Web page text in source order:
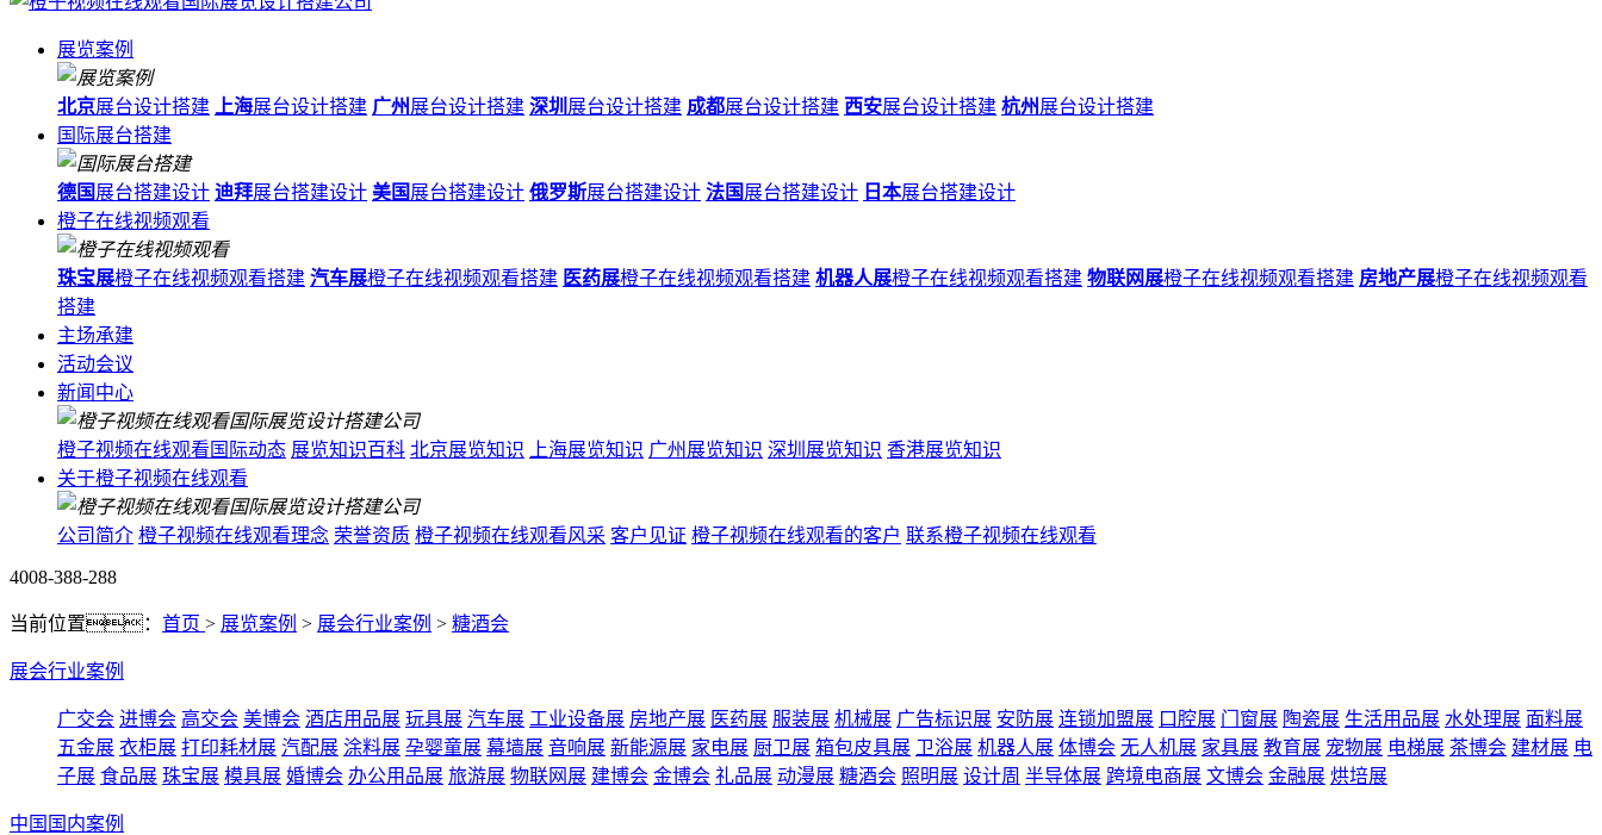
展览案例
北京展台设计搭建 上海展台设计搭建 广州展台设计搭建 深圳 展台设计搭建 成都展台设计搭建 西安展台设计搭建 杭州展台设计搭建
国际展台搭建
德国 展台搭建设计 迪拜展台搭建设计 美国 展台搭建设计 俄罗斯展台搭建设计 法国 展台搭建设计 日本展台搭建设计
橙子在线视频观看
珠宝展橙子在线视频观看搭建 汽车展橙子在线视频观看搭建 医药展橙子在线视频观看搭建 机器人展橙子在线视频观看搭建 物联网展橙子在线视频观看搭建 房地产展橙子在线视频观看
搭建
主场承建
活动会议
新闻中心
橙子视频在线观看国际动态 展览知识百科 北京展览知识 上海展览知识 广州展览知识 深圳展览知识 香港展览知识
关于橙子视频在线观看
公司简介 橙子视频在线观看理念 荣誉资质 橙子视频在线观看风采 客户见证 橙子视频在线观看的客户 联系橙子视频在线观看
4008-388-288
当前位置： 首页 > 展览案例 > 展会行业案例 > 糖酒会
展会行业案例
广交会 进博会 高交会 美博会 酒店用品展 玩具展 汽车展 工业设备展 房地产展 医药展 服装展 机械展 广告标识展 安防展 连锁加盟展 口腔展 门窗展 陶瓷展 生活用品展 水处理展 面料展
五金展 衣柜展 打印耗材展 汽配展 涂料展 孕婴童展 幕墙展 音响展 新能源展 家电展 厨卫展 箱包皮具展 卫浴展 机器人展 体博会 无人机展 家具展 教育展 宠物展 电梯展 茶博会 建材展 电
子展 食品展 珠宝展 模具展 婚博会 办公用品展 旅游展 物联网展 建博会 金博会 礼品展 动漫展 糖酒会 照明展 设计周 半导体展 跨境电商展 文博会 金融展 烘培展
中国国内案例